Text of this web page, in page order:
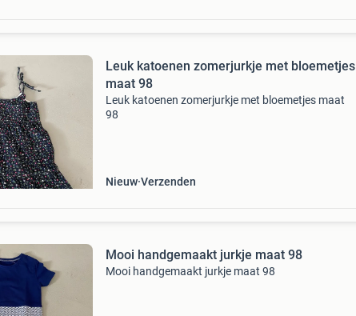
Leuk katoenen zomerjurkje met bloemetjes
maat 98
Leuk katoenen zomerjurkje met bloemetjes maat
98
Nieuw Verzenden
Mooi handgemaakt jurkje maat 98
Mooi handgemaakt jurkje maat 98